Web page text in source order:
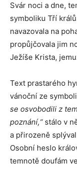
Svár noci a dne,
symboliku Tří
navazovala na
propůjčovala jim
Ježíše Krista,
Text prastarého
vánoční ze
se osvobodili z
poznání,“stálo v
a přirozeně
Osobní heslo
temnotě doufám